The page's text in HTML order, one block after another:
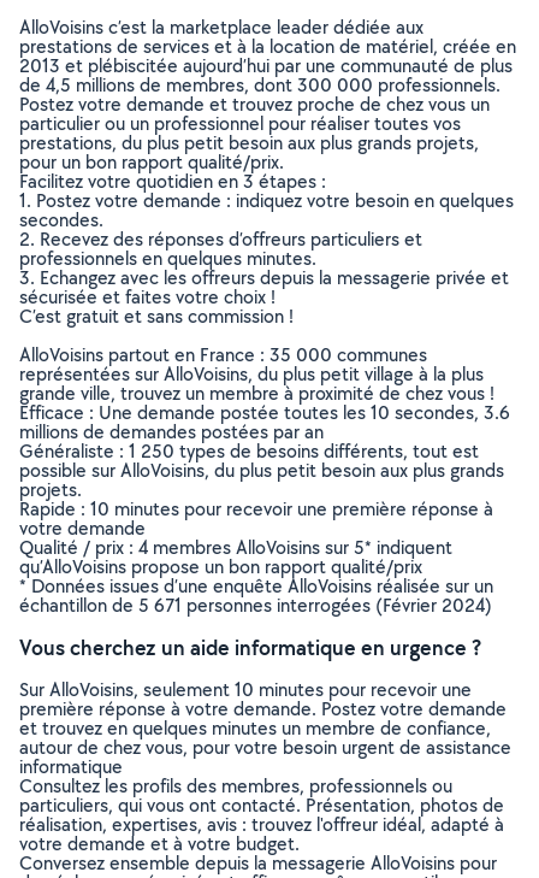
AlloVoisins c’est la marketplace leader dédiée aux
prestations de services et à la location de matériel, créée en
2013 et plébiscitée aujourd’hui par une communauté de plus
de 4,5 millions de membres, dont 300 000 professionnels.
Postez votre demande et trouvez proche de chez vous un
particulier ou un professionnel pour réaliser toutes vos
prestations, du plus petit besoin aux plus grands projets,
pour un bon rapport qualité/prix.
Facilitez votre quotidien en 3 étapes :
1. Postez votre demande : indiquez votre besoin en quelques
secondes.
2. Recevez des réponses d’offreurs particuliers et
professionnels en quelques minutes.
3. Echangez avec les offreurs depuis la messagerie privée et
sécurisée et faites votre choix !
C’est gratuit et sans commission !
AlloVoisins partout en France : 35 000 communes
représentées sur AlloVoisins, du plus petit village à la plus
grande ville, trouvez un membre à proximité de chez vous !
Efficace : Une demande postée toutes les 10 secondes, 3.6
millions de demandes postées par an
Généraliste : 1 250 types de besoins différents, tout est
possible sur AlloVoisins, du plus petit besoin aux plus grands
projets.
Rapide : 10 minutes pour recevoir une première réponse à
votre demande
Qualité / prix : 4 membres AlloVoisins sur 5* indiquent
qu’AlloVoisins propose un bon rapport qualité/prix
* Données issues d’une enquête AlloVoisins réalisée sur un
échantillon de 5 671 personnes interrogées (Février 2024)
Vous cherchez un aide informatique en urgence ?
Sur AlloVoisins, seulement 10 minutes pour recevoir une
première réponse à votre demande. Postez votre demande
et trouvez en quelques minutes un membre de confiance,
autour de chez vous, pour votre besoin urgent de assistance
informatique
Consultez les profils des membres, professionnels ou
particuliers, qui vous ont contacté. Présentation, photos de
réalisation, expertises, avis : trouvez l'offreur idéal, adapté à
votre demande et à votre budget.
Conversez ensemble depuis la messagerie AlloVoisins pour